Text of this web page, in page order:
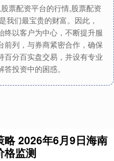
票配资平台的行情,股票配资
我们最宝贵的财富。因此，
终以客户为中心，不断提升服
前列，与券商紧密合作，确保
百分百实盘交易，并设有专业
投资中的困惑。
略 2026年6月9日海南
格监测